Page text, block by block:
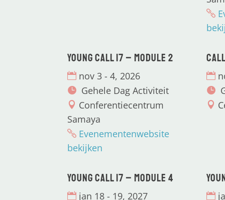
Young CALL 17 – Module 2
nov 3 - 4, 2026
Gehele Dag Activiteit
Conferentiecentrum
Samaya
Evenementenwebsite
bekijken
Young CALL 17 – Module 4
jan 18 - 19, 2027